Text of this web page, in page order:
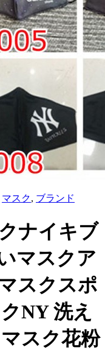
マスク, ブランド
ナイキブ
マスクア
スクスポ
NY 洗え
スク花粉